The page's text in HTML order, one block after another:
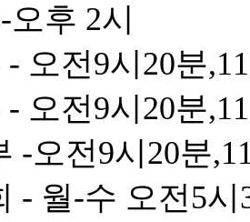
후 2시
오전9시20분
오전9시20분
-오전9시20분
- 월-수 오전5